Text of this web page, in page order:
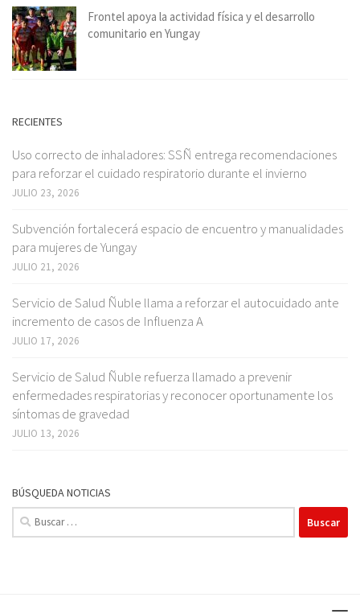
Frontel apoya la actividad física y el desarrollo
comunitario en Yungay
RECIENTES
Uso correcto de inhaladores: SSÑ entrega recomendaciones
para reforzar el cuidado respiratorio durante el invierno
JULIO 23, 2026
Subvención fortalecerá espacio de encuentro y manualidades
para mujeres de Yungay
JULIO 21, 2026
Servicio de Salud Ñuble llama a reforzar el autocuidado ante
incremento de casos de Influenza A
JULIO 17, 2026
Servicio de Salud Ñuble refuerza llamado a prevenir
enfermedades respiratorias y reconocer oportunamente los
síntomas de gravedad
JULIO 13, 2026
BÚSQUEDA NOTICIAS
Buscar: